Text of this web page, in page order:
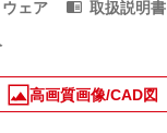
ェア
取扱説明書
高画質画像/CAD図